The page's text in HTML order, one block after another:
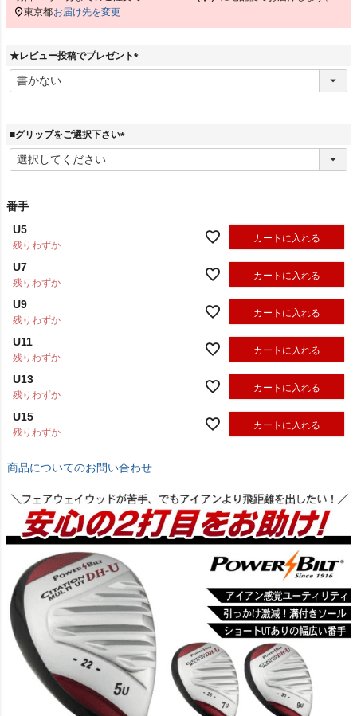
東京都お届け先を変更
★レビュー投稿でプレゼント
(
■グリップをご選択下さい
(
番手
U5
残りわずか
カートに入れる
U7
残りわずか
カートに入れる
U9
残りわずか
カートに入れる
U11
残りわずか
カートに入れる
U13
残りわずか
カートに入れる
U15
残りわずか
カートに入れる
商品についてのお問い合わせ